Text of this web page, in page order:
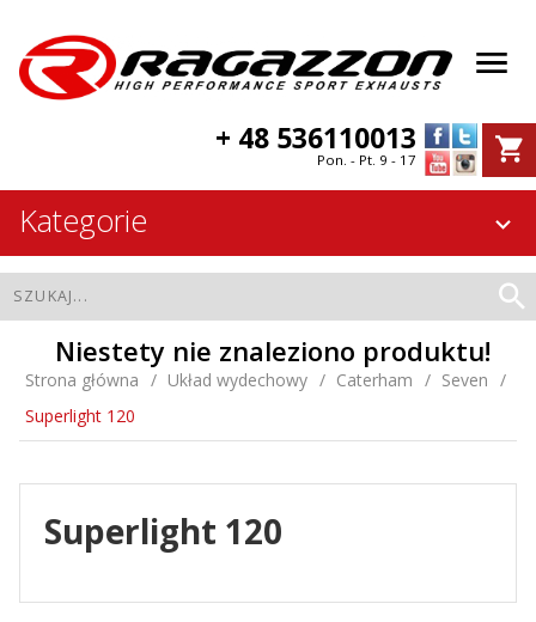
+ 48 536110013
Pon. - Pt. 9 - 17
Kategorie
Strona główna Układ wydechowy Caterham
Seven
Superlight 120
Superlight 120
Niestety nie znaleziono produktu!